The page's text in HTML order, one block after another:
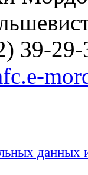
39-29-